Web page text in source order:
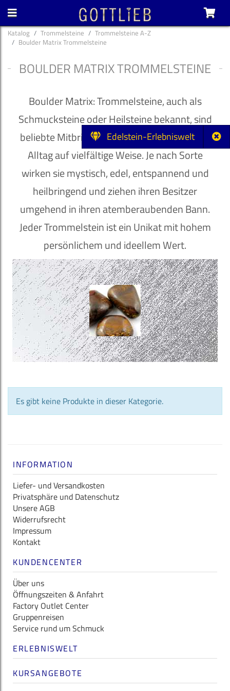
Edelstein-Erlebniswelt
Katalog Trommelsteine
Trommelsteine A-Z
Boulder Matrix Trommelsteine
BOULDER MATRIX TROMMELSTEINE
Boulder Matrix: Trommelsteine, auch als
Schmucksteine oder Heilsteine bekannt, sind
beliebte Mitbringsel und bereichern unseren
Alltag auf vielfältige Weise. Je nach Sorte
wirken sie mystisch, edel, entspannend und
heilbringend und ziehen ihren Besitzer
umgehend in ihren atemberaubenden Bann.
Jeder Trommelstein ist ein Unikat mit hohem
persönlichem und ideellem Wert.
Es gibt keine Produkte in dieser Kategorie.
INFORMATION
Liefer- und Versandkosten
Privatsphäre und Datenschutz
Unsere AGB
Widerrufsrecht
Impressum
Kontakt
KUNDENCENTER
Über uns
Öffnungszeiten & Anfahrt
Factory Outlet Center
Gruppenreisen
Service rund um Schmuck
ERLEBNISWELT
KURSANGEBOTE